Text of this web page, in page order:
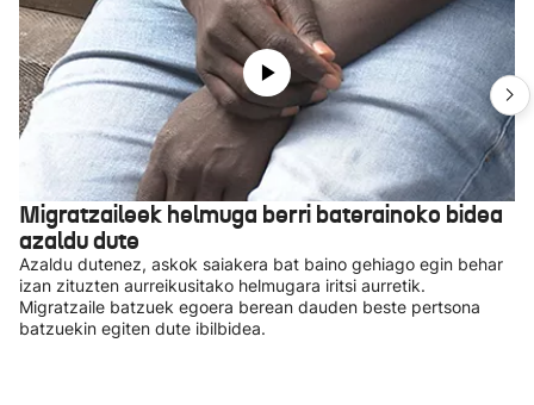
Migratzaileek helmuga berri baterainoko bidea
azaldu dute
Azaldu dutenez, askok saiakera bat baino gehiago egin behar
izan zituzten aurreikusitako helmugara iritsi aurretik.
Migratzaile batzuek egoera berean dauden beste pertsona
batzuekin egiten dute ibilbidea.